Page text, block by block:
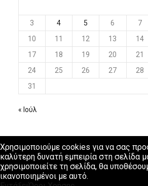
3
4 5 6 7
10
11 12 13 14
17
18 19 20 21
24
25 26 27 28
31
« Ιούλ
Χρησιμοποιούμε cookies για να σας
καλύτερη δυνατή εμπειρία στη σελίδα
χρησιμοποιείτε τη σελίδα, θα
ικανοποιημένοι με αυτό.